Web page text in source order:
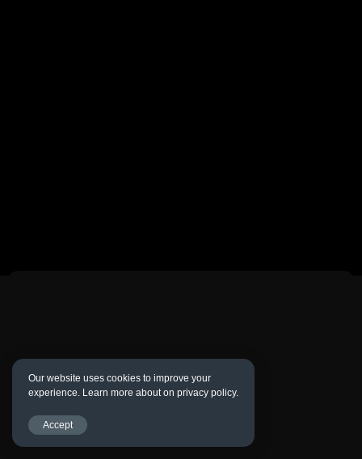
Our website uses cookies to improve your
experience. Learn more about on privacy policy.
Accept